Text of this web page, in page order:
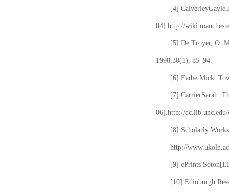
[4]
04].http://
[5] De Troyer, O.
1998,30(1), 85–94.
[6] Eadie Mick.
[7] CarrierSarah.
06].http://
[8] Scholarly
http://
[9] ePrints
[10] Edinburgh